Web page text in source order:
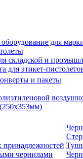
для
складской и
для этикет-
и пакеты
чернилами